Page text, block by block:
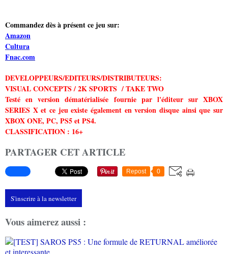
Commandez dès à présent ce jeu sur:
Amazon
Cultura
Fnac.com
DEVELOPPEURS/EDITEURS/DISTRIBUTEURS:
VISUAL CONCEPTS / 2K SPORTS / TAKE TWO
Testé en version dématérialisée fournie par l'éditeur sur XBOX
SERIES X et ce jeu existe également en version disque ainsi que sur
XBOX ONE, PC, PS5 et PS4.
CLASSIFICATION : 16+
PARTAGER CET ARTICLE
Repost 0
S'inscrire à la newsletter
Vous aimerez aussi :